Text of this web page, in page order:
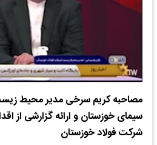
مصاحبه کریم سرخی مدیر محیط
سیمای خوزستان و ارائه گزارشی از
شرکت فولاد خوزستان